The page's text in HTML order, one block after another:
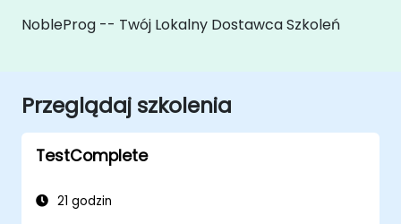
NobleProg -- Twój Lokalny Dostawca Szkoleń
Przeglądaj szkolenia
TestComplete
21 godzin